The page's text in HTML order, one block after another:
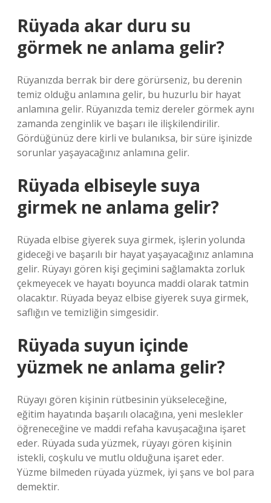
Rüyada akar duru su
görmek ne anlama gelir?
Rüyanızda berrak bir dere görürseniz, bu derenin
temiz olduğu anlamına gelir, bu huzurlu bir hayat
anlamına gelir. Rüyanızda temiz dereler görmek aynı
zamanda zenginlik ve başarı ile ilişkilendirilir.
Gördüğünüz dere kirli ve bulanıksa, bir süre işinizde
sorunlar yaşayacağınız anlamına gelir.
Rüyada elbiseyle suya
girmek ne anlama gelir?
Rüyada elbise giyerek suya girmek, işlerin yolunda
gideceği ve başarılı bir hayat yaşayacağınız anlamına
gelir. Rüyayı gören kişi geçimini sağlamakta zorluk
çekmeyecek ve hayatı boyunca maddi olarak tatmin
olacaktır. Rüyada beyaz elbise giyerek suya girmek,
saflığın ve temizliğin simgesidir.
Rüyada suyun içinde
yüzmek ne anlama gelir?
Rüyayı gören kişinin rütbesinin yükseleceğine,
eğitim hayatında başarılı olacağına, yeni meslekler
öğreneceğine ve maddi refaha kavuşacağına işaret
eder. Rüyada suda yüzmek, rüyayı gören kişinin
istekli, coşkulu ve mutlu olduğuna işaret eder.
Yüzme bilmeden rüyada yüzmek, iyi şans ve bol para
demektir.